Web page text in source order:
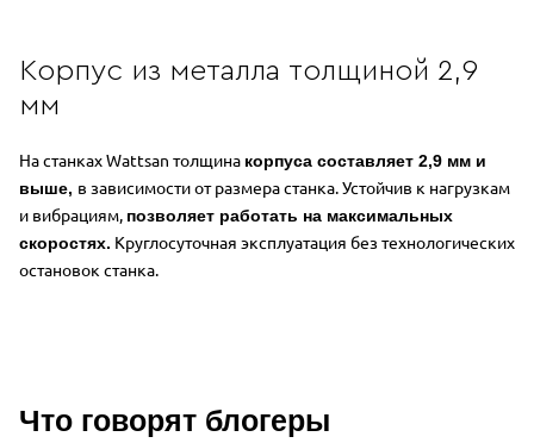
Корпус из металла толщиной 2,9
мм
На станках Wattsan толщина корпуса составляет 2,9 мм и
выше, в зависимости от размера станка.Устойчив к нагрузкам
и вибрациям, позволяет работать на максимальных
скоростях. Круглосуточная эксплуатация без технологических
остановок станка.
Описание преимуществ Wattsan
Что говорят блогеры